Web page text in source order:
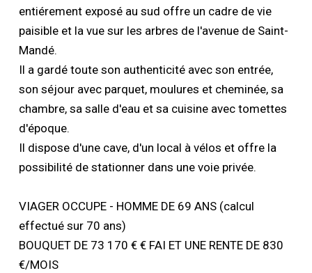
entiérement exposé au sud offre un cadre de vie
paisible et la vue sur les arbres de l'avenue de Saint-
Mandé.
Il a gardé toute son authenticité avec son entrée,
son séjour avec parquet, moulures et cheminée, sa
chambre, sa salle d'eau et sa cuisine avec tomettes
d'époque.
Il dispose d'une cave, d'un local à vélos et offre la
possibilité de stationner dans une voie privée.
VIAGER OCCUPE - HOMME DE 69 ANS (calcul
effectué sur 70 ans)
BOUQUET DE 73 170 € € FAI ET UNE RENTE DE 830
€/MOIS